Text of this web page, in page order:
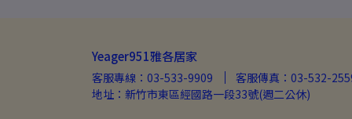
Yeager951雅各居家
客服專線：03-533-9909
客服傳真：03-532-
地址：新竹市東區經國路一段33號(週二公休)